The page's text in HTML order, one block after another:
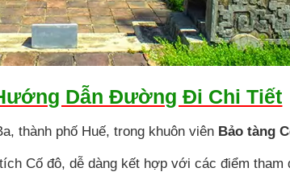
Dẫn Đường Đi Chi Tiết
thành phố Huế, trong khuôn viên Bảo tàng
Cố đô, dễ dàng kết hợp với các điểm tham